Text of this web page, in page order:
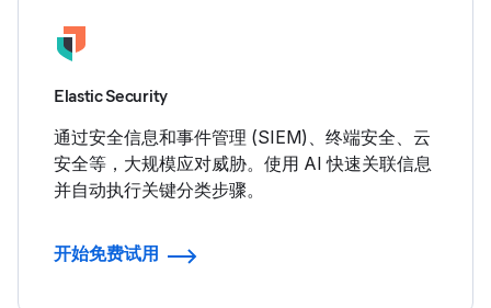
Elastic Security
通过安全信息和事件管理 (SIEM)、终端安全、云
安全等，大规模应对威胁。使用 AI 快速关联信息
并自动执行关键分类步骤。
开始免费试用